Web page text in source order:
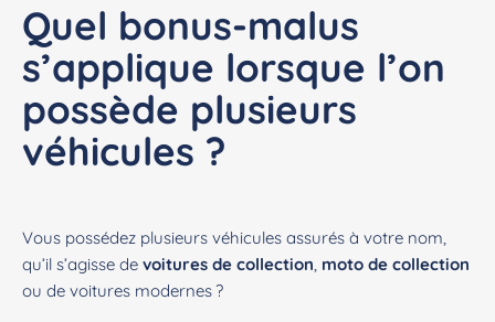
Quel bonus-malus
s’applique lorsque l’on
possède plusieurs
véhicules ?
Vous possédez plusieurs véhicules assurés à votre nom,
qu’il s’agisse de voitures de collection, moto de collection
ou de voitures modernes ?